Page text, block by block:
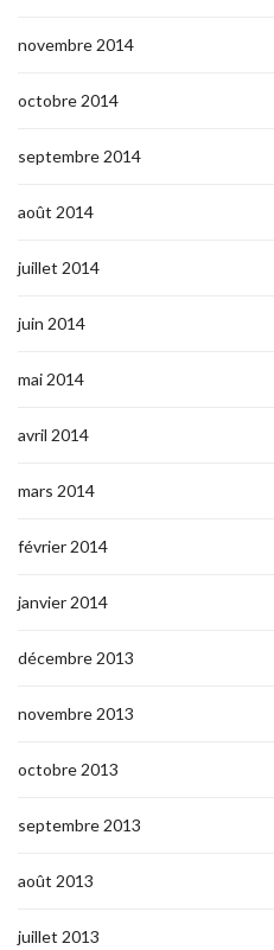
novembre 2014
octobre 2014
septembre 2014
août 2014
juillet 2014
juin 2014
mai 2014
avril 2014
mars 2014
février 2014
janvier 2014
décembre 2013
novembre 2013
octobre 2013
septembre 2013
août 2013
juillet 2013